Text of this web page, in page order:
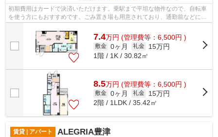
初期費用はカードで決済いただけます。乗駅まで平坦な物件なので、自転車
を使う方にもおすすめです。ごみ置き場も用意されており、通勤前などにご
7.4万円 (管理費等：6,500円 )
敷金 0ヶ月 礼金
15万円
1階 / 1K / 30.82㎡
8.5万円 (管理費等：6,500円 )
敷金 0ヶ月 礼金
15万円
2階 / 1LDK / 35.42㎡
賃貸 | アパート ALEGRIA豊津